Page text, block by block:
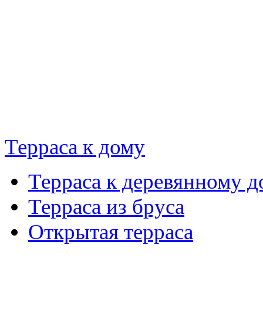
Терраса к дому
Терраса к деревянному
Терраса из бруса
Открытая терраса